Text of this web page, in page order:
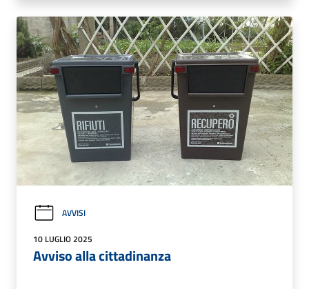
AVVISI
10 LUGLIO 2025
Avviso alla cittadinanza